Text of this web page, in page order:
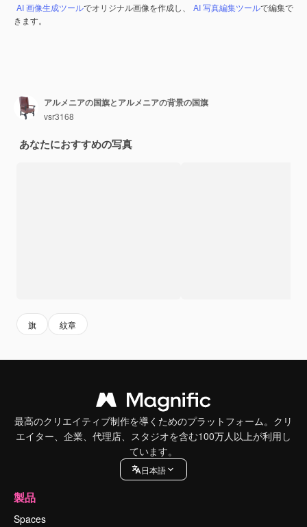
AI 画像生成ツールでオリジナル画像を作成し、 AI 写真編集ツールで編集で
きます。
アルメニアの国旗とアルメニアの背景の国旗
vsr3168
あなたにおすすめの写真
旗 紋章
最高のクリエイティブ制作を導くためのプラットフォーム。クリ
エイター、企業、代理店、スタジオを含む100万人以上が利用し
ています。
日本語
製品
Spaces